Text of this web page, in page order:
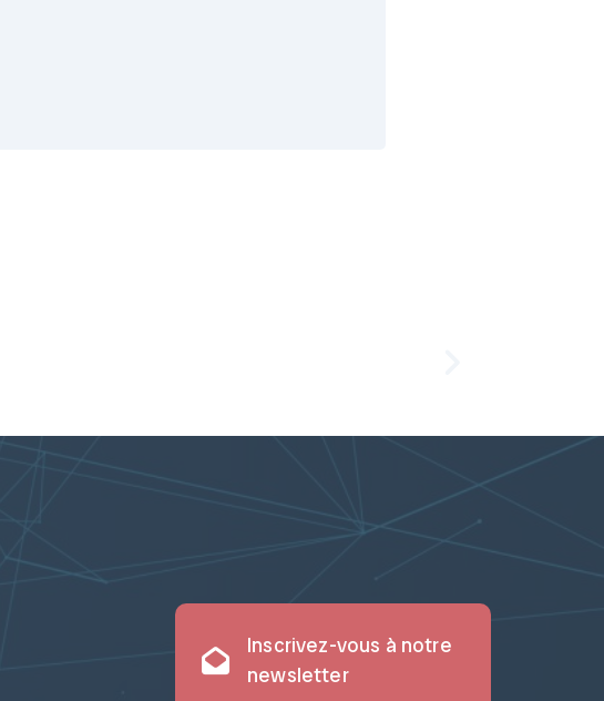
Inscrivez-vous à notre
newsletter